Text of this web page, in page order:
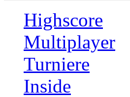
Highscore
Multiplayer
Turniere
Inside